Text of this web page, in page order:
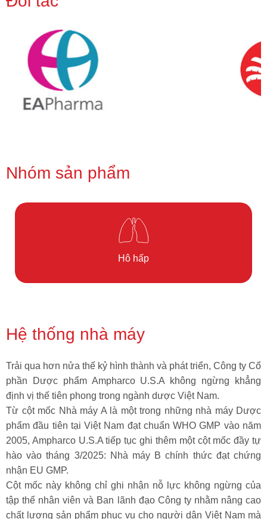
Nhóm sản phẩm
Hô hấp
Hệ thống nhà máy
Trải qua hơn nửa thế kỷ hình thành và phát triển, Công ty Cổ
phần Dược phẩm Ampharco U.S.A không ngừng khẳng
định vị thế tiên phong trong ngành dược Việt Nam.
Từ cột mốc Nhà máy A là một trong những nhà máy Dược
phẩm đầu tiên tại Việt Nam đạt chuẩn WHO GMP vào năm
2005, Ampharco U.S.A tiếp tục ghi thêm một cột mốc đầy tự
hào vào tháng 3/2025: Nhà máy B chính thức đạt chứng
nhận EU GMP.
Cột mốc này không chỉ ghi nhận nỗ lực không ngừng của
tập thể nhân viên và Ban lãnh đạo Công ty nhằm nâng cao
chất lượng sản phẩm phục vụ cho người dân Việt Nam mà